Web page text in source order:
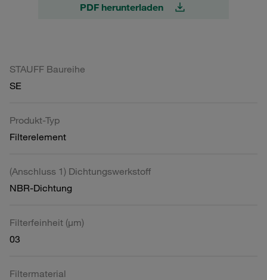
PDF herunterladen
STAUFF Baureihe
SE
Produkt-Typ
Filterelement
(Anschluss 1) Dichtungswerkstoff
NBR-Dichtung
Filterfeinheit (µm)
03
Filtermaterial